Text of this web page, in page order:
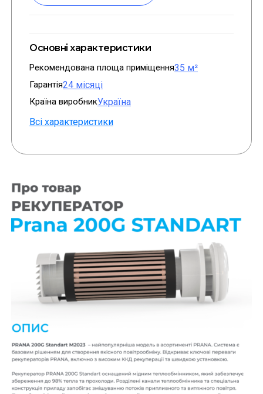
Основні характеристики
Рекомендована площа приміщення35 м²
Гарантія24 місяці
Країна виробникУкраїна
Всі характеристики